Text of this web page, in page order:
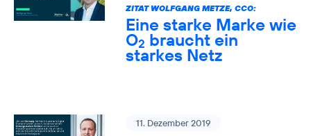
ZITAT WOLFGANG METZE, CCO:
Eine starke Marke wie
O2 braucht ein
starkes Netz
11. Dezember 2019